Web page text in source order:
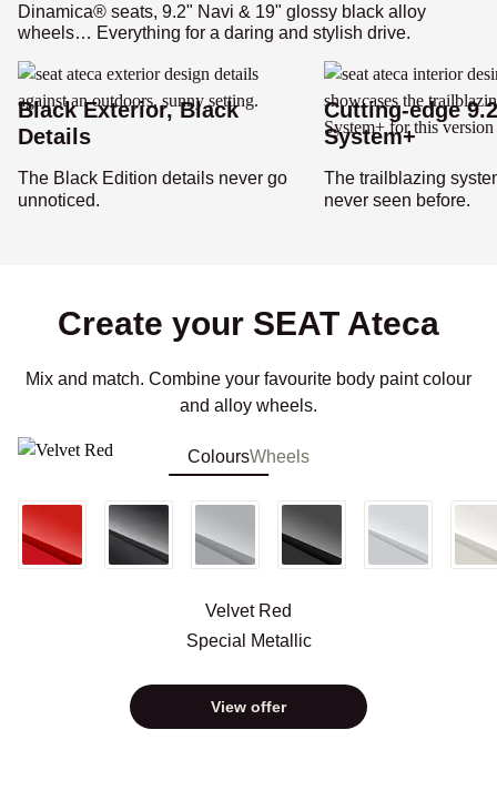
Dinamica® seats, 9.2" Navi & 19" glossy black alloy
wheels… Everything for a daring and stylish drive.
Black Exterior, Black
Details
The Black Edition details never go
unnoticed.
Cutting-edge
System+
The trailblazing
never seen before.
Create your SEAT Ateca
Mix and match. Combine your favourite body paint colour
and alloy wheels.
ColoursWheels
Velvet Red
Special Metallic
View offer